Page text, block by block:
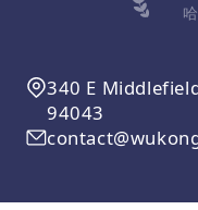
340 E
94043